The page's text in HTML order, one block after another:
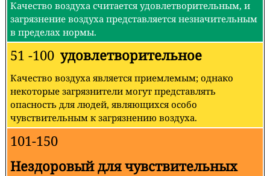
Качество воздуха считается удовлетворительным, и
загрязнение воздуха представляется незначительным
в пределах нормы.
51 -100 удовлетворительное
Качество воздуха является приемлемым; однако
некоторые загрязнители могут представлять
опасность для людей, являющихся особо
чувствительным к загрязнению воздуха.
101-150
Нездоровый для чувствительных